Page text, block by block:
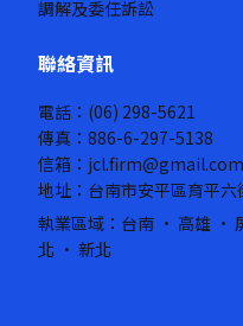
調解及委任訴訟
聯絡資訊
電話：(06) 298-5621
傳真：886-6-297-5138
信箱：jcl.firm@gmail.com
地址：台南市安平區育平六
執業區域：台南 · 高雄 ·
北 · 新北